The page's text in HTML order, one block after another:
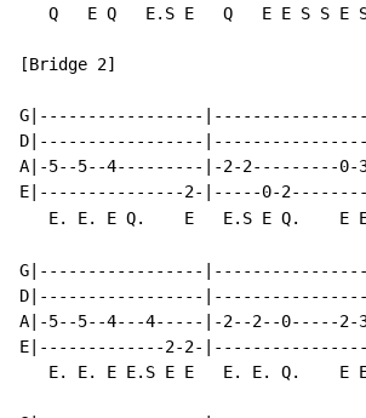
Q   E Q   E.S E   Q   E E S S E
[Bridge 2]
G|-----------------
D|-----------------
A|-5--5--4---------|-2-2---------
E|---------------2-|-----0-
E. E. E Q.    E   E.S E Q.    E
G|-----------------
D|-----------------
A|-5--5--4---4-----|-2--2--0-----
E|-------------2-2-
E. E. E E.S E E   E. E. Q.    E